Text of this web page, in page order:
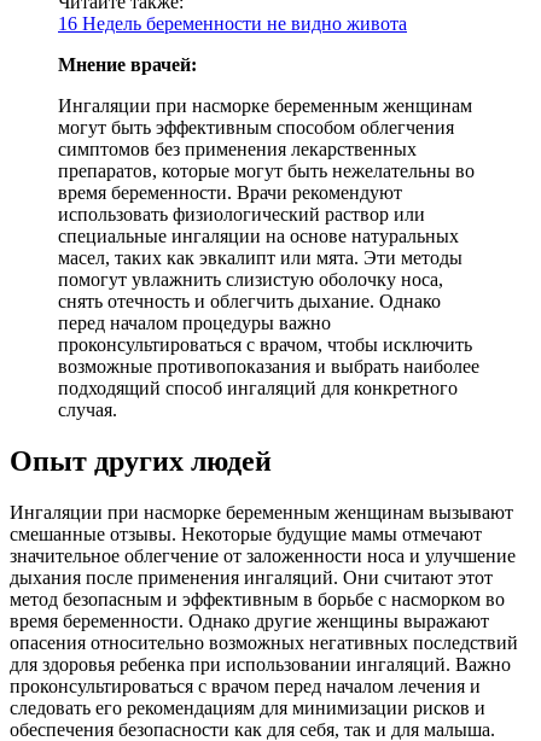
16 Недель беременности не видно живота
Мнение врачей:
Ингаляции при насморке беременным женщинам
могут быть эффективным способом облегчения
симптомов без применения лекарственных
препаратов, которые могут быть нежелательны во
время беременности. Врачи рекомендуют
использовать физиологический раствор или
специальные ингаляции на основе натуральных
масел, таких как эвкалипт или мята. Эти методы
помогут увлажнить слизистую оболочку носа,
снять отечность и облегчить дыхание. Однако
перед началом процедуры важно
проконсультироваться с врачом, чтобы исключить
возможные противопоказания и выбрать наиболее
подходящий способ ингаляций для конкретного
случая.
Опыт других людей
Ингаляции при насморке беременным женщинам вызывают
смешанные отзывы. Некоторые будущие мамы отмечают
значительное облегчение от заложенности носа и улучшение
дыхания после применения ингаляций. Они считают этот
метод безопасным и эффективным в борьбе с насморком во
время беременности. Однако другие женщины выражают
опасения относительно возможных негативных последствий
для здоровья ребенка при использовании ингаляций. Важно
проконсультироваться с врачом перед началом лечения и
следовать его рекомендациям для минимизации рисков и
обеспечения безопасности как для себя, так и для малыша.